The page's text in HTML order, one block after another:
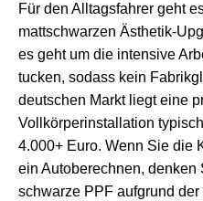
Für den Alltagsfahrer geht
mattschwarzen Ästhetik-
es geht um die intensive
tucken, sodass kein
deutschen Markt liegt eine
Vollkörperinstallation
4.000+ Euro. Wenn Sie die
ein Autoberechnen, denken
schwarze PPF aufgrund